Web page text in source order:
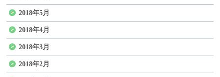
2018年5月
2018年4月
2018年3月
2018年2月